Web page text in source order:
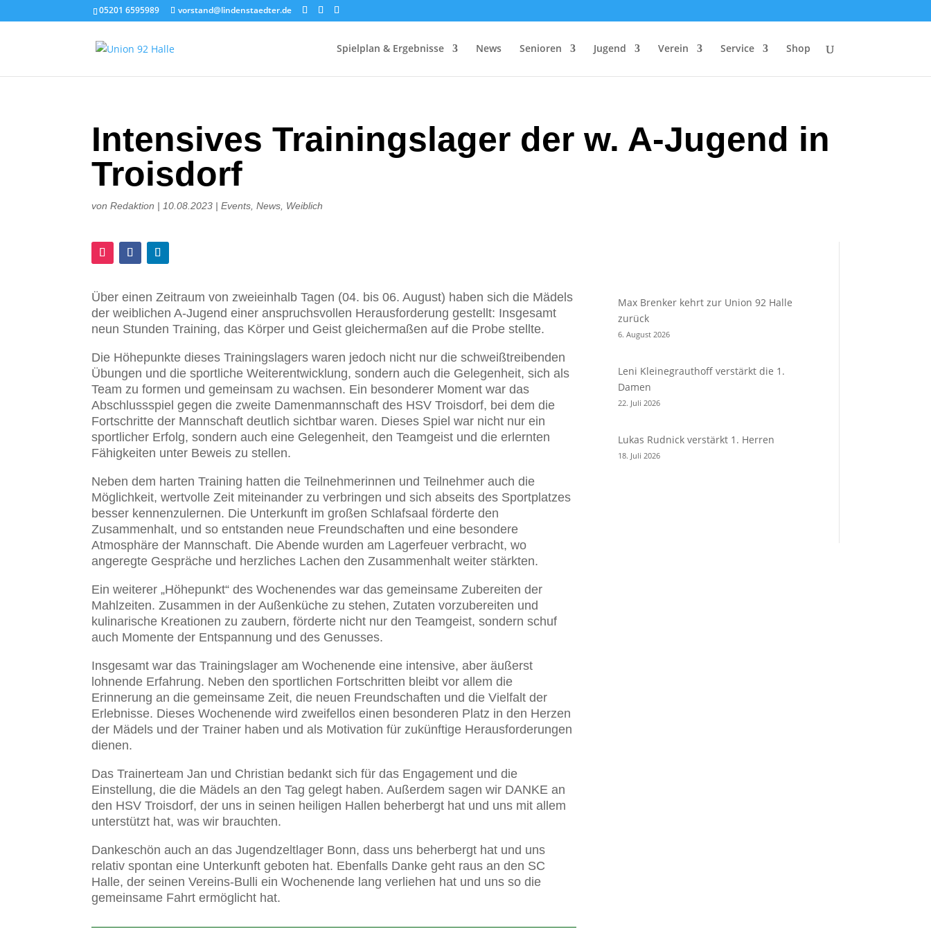
05201 6595989 vorstand@lindenstaedter.de
Spielplan & Ergebnisse News Senioren Jugend Verein Service Shop
Intensives Trainingslager der w. A-Jugend in
Troisdorf
von Redaktion | 10.08.2023 | Events News Weiblich
Über einen Zeitraum von zweieinhalb Tagen (04. bis 06. August) haben sich die Mädels
der weiblichen A-Jugend einer anspruchsvollen Herausforderung gestellt: Insgesamt
neun Stunden Training, das Körper und Geist gleichermaßen auf die Probe stellte.
Die Höhepunkte dieses Trainingslagers waren jedoch nicht nur die schweißtreibenden
Übungen und die sportliche Weiterentwicklung, sondern auch die Gelegenheit, sich als
Team zu formen und gemeinsam zu wachsen. Ein besonderer Moment war das
Abschlussspiel gegen die zweite Damenmannschaft des HSV Troisdorf, bei dem die
Fortschritte der Mannschaft deutlich sichtbar waren. Dieses Spiel war nicht nur ein
sportlicher Erfolg, sondern auch eine Gelegenheit, den Teamgeist und die erlernten
Fähigkeiten unter Beweis zu stellen.
Neben dem harten Training hatten die Teilnehmerinnen und Teilnehmer auch die
Möglichkeit, wertvolle Zeit miteinander zu verbringen und sich abseits des Sportplatzes
besser kennenzulernen. Die Unterkunft im großen Schlafsaal förderte den
Zusammenhalt, und so entstanden neue Freundschaften und eine besondere
Atmosphäre der Mannschaft. Die Abende wurden am Lagerfeuer verbracht, wo
angeregte Gespräche und herzliches Lachen den Zusammenhalt weiter stärkten.
Ein weiterer „Höhepunkt“ des Wochenendes war das gemeinsame Zubereiten der
Mahlzeiten. Zusammen in der Außenküche zu stehen, Zutaten vorzubereiten und
kulinarische Kreationen zu zaubern, förderte nicht nur den Teamgeist, sondern schuf
auch Momente der Entspannung und des Genusses.
Insgesamt war das Trainingslager am Wochenende eine intensive, aber äußerst
lohnende Erfahrung. Neben den sportlichen Fortschritten bleibt vor allem die
Erinnerung an die gemeinsame Zeit, die neuen Freundschaften und die Vielfalt der
Erlebnisse. Dieses Wochenende wird zweifellos einen besonderen Platz in den Herzen
der Mädels und der Trainer haben und als Motivation für zukünftige Herausforderungen
dienen.
Das Trainerteam Jan und Christian bedankt sich für das Engagement und die
Einstellung, die die Mädels an den Tag gelegt haben. Außerdem sagen wir DANKE an
den HSV Troisdorf, der uns in seinen heiligen Hallen beherbergt hat und uns mit allem
unterstützt hat, was wir brauchten.
Dankeschön auch an das Jugendzeltlager Bonn, dass uns beherbergt hat und uns
relativ spontan eine Unterkunft geboten hat. Ebenfalls Danke geht raus an den SC
Halle, der seinen Vereins-Bulli ein Wochenende lang verliehen hat und uns so die
gemeinsame Fahrt ermöglicht hat.
Max Brenker kehrt zur Union 92 Halle
zurück
6. August 2026
Leni Kleinegrauthoff verstärkt die 1.
Damen
22. Juli 2026
Lukas Rudnick verstärkt 1. Herren
18. Juli 2026